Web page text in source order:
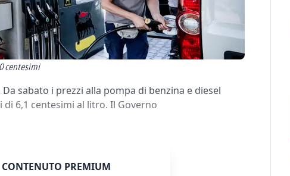
centesimi
sabato i prezzi alla pompa di benzina e diesel
6,1 centesimi al litro. Il Governo
CONTENUTO PREMIUM